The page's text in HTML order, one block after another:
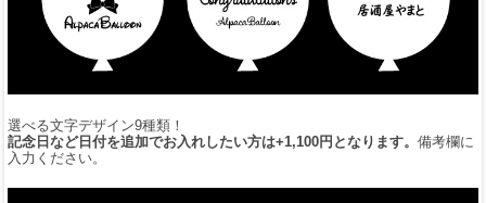
選べる文字デザイン9種類！
記念日など日付を追加でお入れしたい方は+1,100円となります。 備考欄に
入力ください。